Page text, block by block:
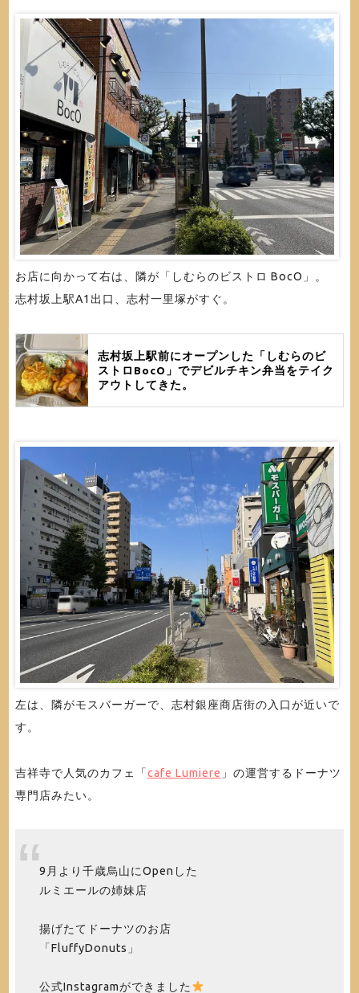
お店に向かって右は、隣が「しむらのビストロ BocO」。
志村坂上駅A1出口、志村一里塚がすぐ。
志村坂上駅前にオープンした「しむらのビ
ストロBocO」でデビルチキン弁当をテイク
アウトしてきた。
左は、隣がモスバーガーで、志村銀座商店街の入口が近いで
す。
吉祥寺で人気のカフェ「cafe Lumiere 」の運営するドーナツ
専門店みたい。
9月より千歳烏山にOpenした
ルミエールの姉妹店
揚げたてドーナツのお店
「FluffyDonuts」
公式Instagramができました